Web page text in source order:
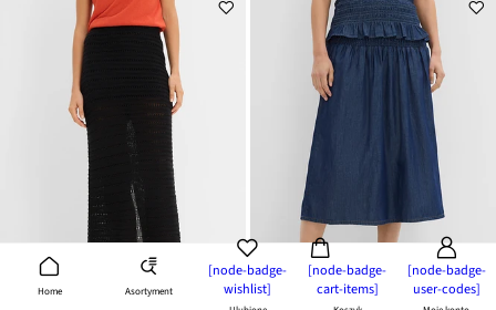
Home Asortyment
[node-badge-
wishlist]
[node-badge-
cart-items]
[node-badge-
user-codes]
94,99 zł